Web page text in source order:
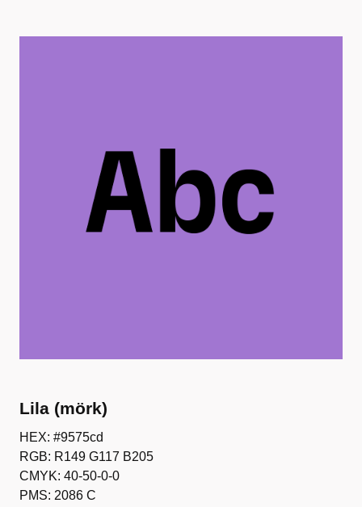
Lila (mörk)
HEX: #9575cd
RGB: R149 G117 B205
CMYK: 40-50-0-0
PMS: 2086 C